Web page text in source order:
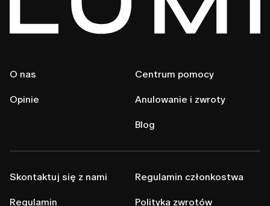
O nas
Opinie
Centrum pomocy
Anulowanie i zwroty
Blog
Skontaktuj się z nami
Regulamin
Regulamin członkostwa
Polityka zwrotów